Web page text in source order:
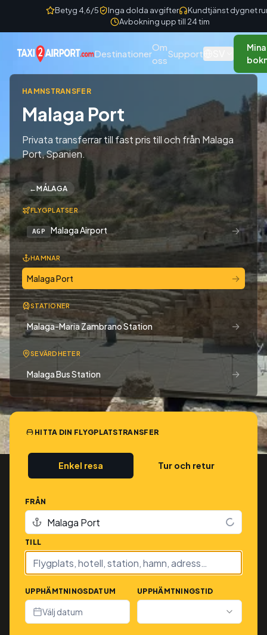
Skip to contentBetyg 4,6/5 Inga dolda avgifter
Kundtjänst dygnet
Avbokning upp till 24 tim
Destinationer
Om
oss
Support
Mina
HAMNSTRANSFER
Malaga Port
Privata transferrar till fast pris till och från Malaga
Port, Spanien.
←MÁLAGA
FLYGPLATSER
AGP Malaga Airport →
HAMNAR
Malaga Port →
STATIONER
Malaga-Maria Zambrano Station →
SEVÄRDHETER
Malaga Bus Station →
HITTA DIN FLYGPLATSTRANSFER
Enkel resa Tur och retur
FRÅN
TILL
UPPHÄMTNINGSDATUM
Välj datum
UPPHÄMTNINGSTID